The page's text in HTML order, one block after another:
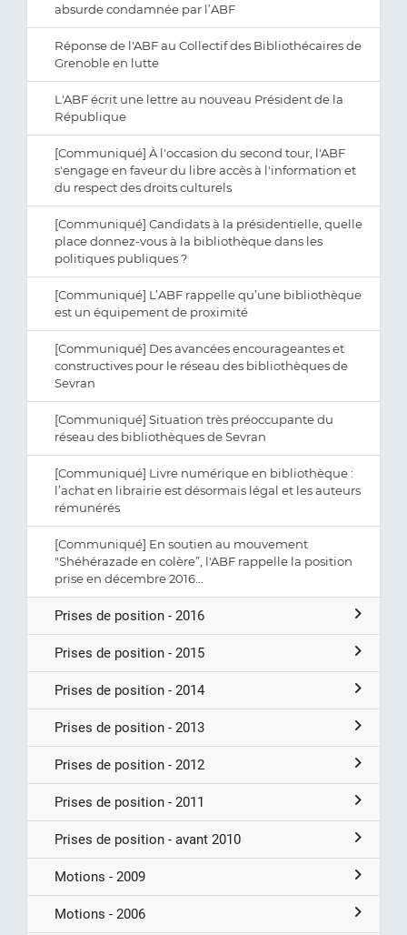
absurde condamnée par l’ABF
Réponse de l'ABF au Collectif des Bibliothécaires de
Grenoble en lutte
L'ABF écrit une lettre au nouveau Président de la
République
[Communiqué] À l'occasion du second tour, l'ABF
s'engage en faveur du libre accès à l'information et
du respect des droits culturels
[Communiqué] Candidats à la présidentielle, quelle
place donnez-vous à la bibliothèque dans les
politiques publiques ?
[Communiqué] L’ABF rappelle qu’une bibliothèque
est un équipement de proximité
[Communiqué] Des avancées encourageantes et
constructives pour le réseau des bibliothèques de
Sevran
[Communiqué] Situation très préoccupante du
réseau des bibliothèques de Sevran
[Communiqué] Livre numérique en bibliothèque :
l’achat en librairie est désormais légal et les auteurs
rémunérés
[Communiqué] En soutien au mouvement
"Shéhérazade en colère”, l'ABF rappelle la position
prise en décembre 2016...
Prises de position - 2016
Prises de position - 2015
Prises de position - 2014
Prises de position - 2013
Prises de position - 2012
Prises de position - 2011
Prises de position - avant 2010
Motions - 2009
Motions - 2006